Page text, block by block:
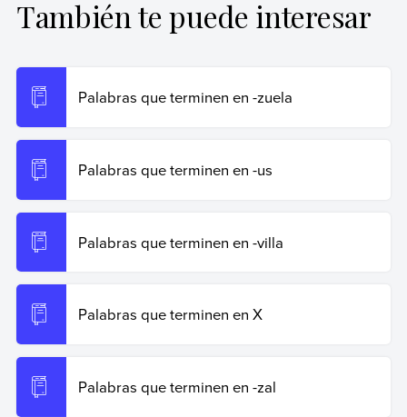
Ribas, Natalia (25 de octubre de 2024).
el 19 de junio de 2026 de
https://www.ejemplos.co/palabras-que-terminen-en-uz/
Copiar cita
También te puede interesar
Palabras que terminen en -zuela
Palabras que terminen en -us
Palabras que terminen en -villa
Palabras que terminen en X
Palabras que terminen en -zal